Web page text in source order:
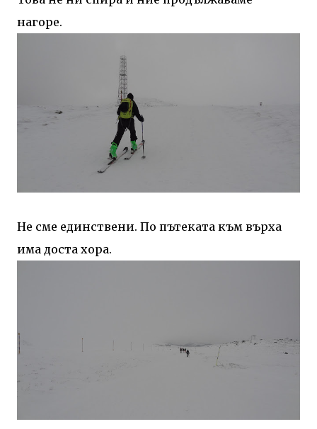
нагоре.
Не сме единствени. По пътеката към върха
има доста хора.